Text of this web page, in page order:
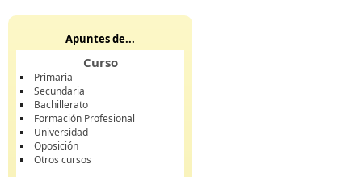
Apuntes de...
Curso
Primaria
Secundaria
Bachillerato
Formación Profesional
Universidad
Oposición
Otros cursos